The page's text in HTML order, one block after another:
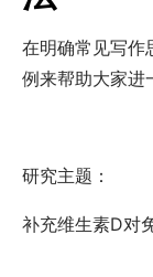
在明确常见写作
例来帮助大家进
研究主题：
补充维生素D对